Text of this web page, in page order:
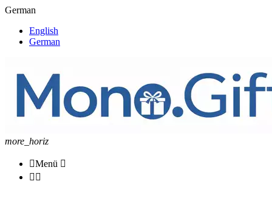
German
English
German
more_horiz
Menü 
 